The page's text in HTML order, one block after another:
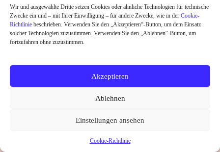
Wir und ausgewählte Dritte setzen Cookies oder ähnliche Technologien für technische
Zwecke ein und – mit Ihrer Einwilligung – für andere Zwecke, wie in der Cookie-
Richtlinie beschrieben. Verwenden Sie den „Akzeptieren“-Button, um dem Einsatz
solcher Technologien zuzustimmen. Verwenden Sie den „Ablehnen“-Button, um
fortzufahren ohne zuzustimmen.
Akzeptieren
Ablehnen
Einstellungen ansehen
Cookie-Richtlinie
HOME
SHOP
ABOUT
Widerrufsrecht Datenschutz AGB
Kontakt
Cookie-Richtlinie (EU)